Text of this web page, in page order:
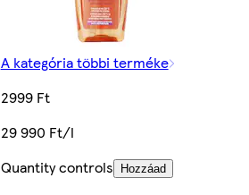
A kategória többi terméke
2999 Ft
29 990 Ft/l
Quantity controls
Hozzáad